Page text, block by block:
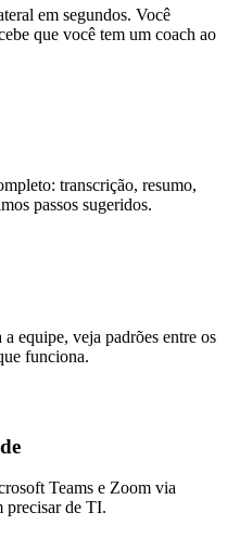
em segundos. Você
que você tem um coach ao
transcrição, resumo,
passos sugeridos.
equipe, veja padrões entre os
funciona.
Teams e Zoom via
precisar de TI.